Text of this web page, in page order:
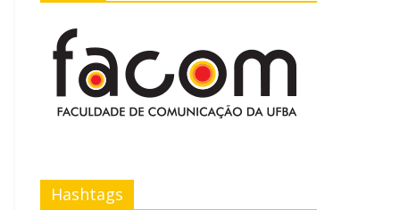
Hashtags